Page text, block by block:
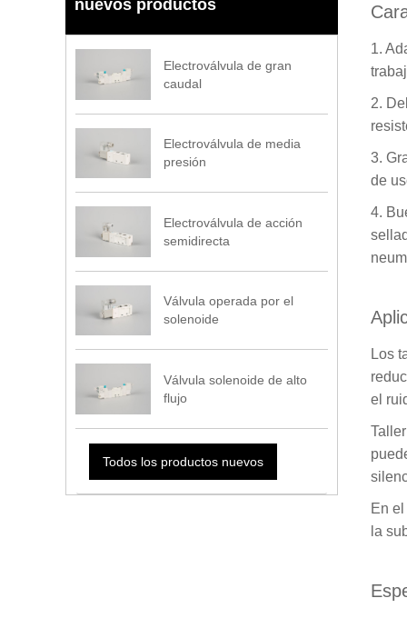
nuevos productos
Electroválvula de gran
caudal
Electroválvula de media
presión
Electroválvula de acción
semidirecta
Válvula operada por el
solenoide
Válvula solenoide de alto
flujo
Todos los productos nuevos
1.
2.
3.
de
4.
Los
el
En
la